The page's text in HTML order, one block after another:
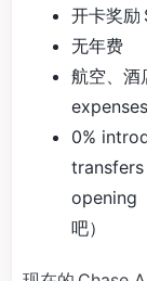
开卡奖励
无年费
航空、酒
0%
opening
吧）